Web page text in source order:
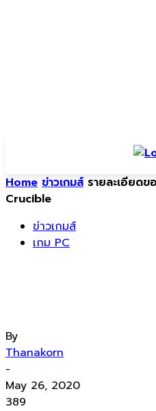
Home ข่าวเกมส์ รายละเอียด
Crucible
ข่าวเกมส์
เกม PC
By
Thanakorn
-
May 26, 2020
389